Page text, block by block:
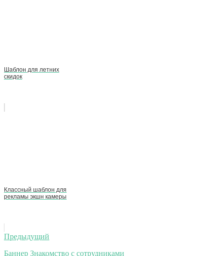
Шаблон для летних
скидок
Классный шаблон для
рекламы экшн камеры
Навигация
по
Предыдущий
Баннер Знакомство с сотрудниками